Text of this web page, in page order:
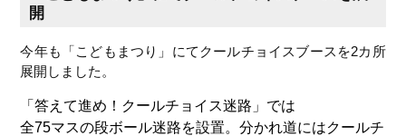
開
今年も「こどもまつり」にてクールチョイスブースを2カ所
展開しました。
「答えて進め！クールチョイス迷路」では
全75マスの段ボール迷路を設置。分かれ道にはクールチ